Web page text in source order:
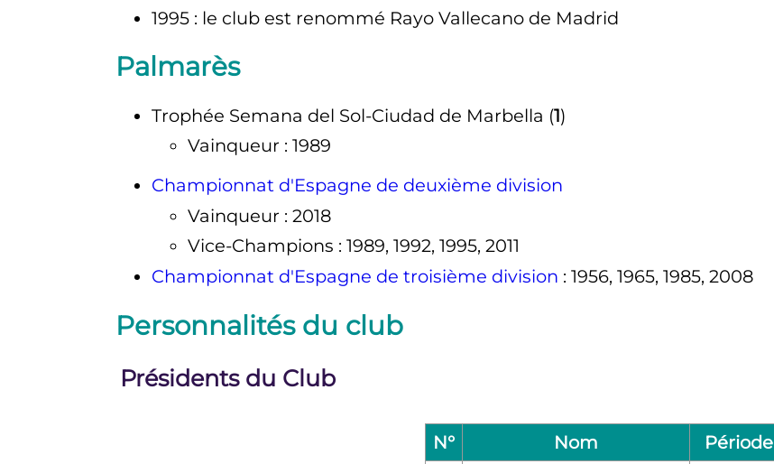
1995 : le club est renommé Rayo Vallecano de Madrid
Palmarès
Trophée Semana del Sol-Ciudad de Marbella (1)
Vainqueur : 1989
Championnat d'Espagne de deuxième division
Vainqueur : 2018
Vice-Champions : 1989, 1992, 1995, 2011
Championnat d'Espagne de troisième division : 1956, 1965, 1985, 2008
Personnalités du club
Présidents du Club
N° Nom
Période